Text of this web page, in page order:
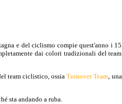
e del ciclismo compie quest'anno i 15
dai colori tradizionali del team
team ciclistico, ossiaTurnover Team , una
sta andando a ruba.